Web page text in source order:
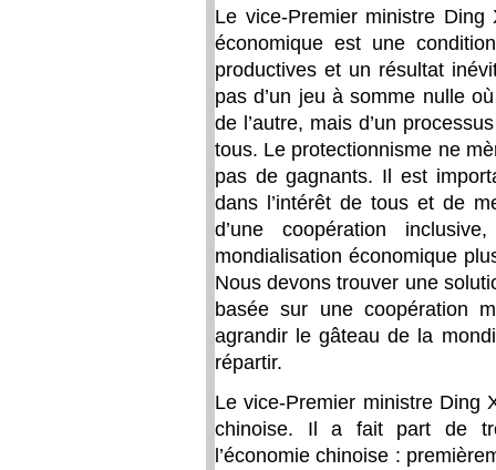
Le vice-Premier ministre
économique est une
productives et un résultat
pas d’un jeu à somme nulle
de l’autre, mais d’un
tous. Le protectionnisme ne
pas de gagnants. Il est
dans l’intérêt de tous et de
d’une coopération
mondialisation économique
Nous devons trouver une
basée sur une coopération
agrandir le gâteau de la
répartir.
Le vice-Premier ministre Ding
chinoise. Il a fait part de
l’économie chinoise :